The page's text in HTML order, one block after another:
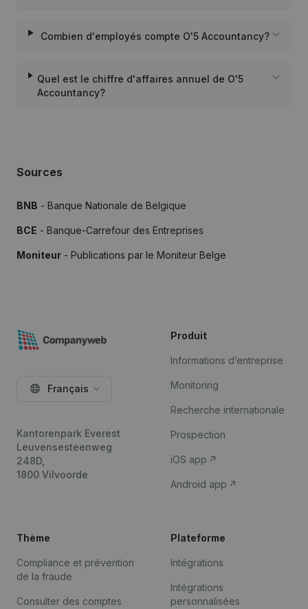
Combien d'employés compte O'5 Accountancy?
Quel est le chiffre d'affaires annuel de O'5
Accountancy?
Sources
BNB - Banque Nationale de Belgique
BCE - Banque-Carrefour des Entreprises
Moniteur - Publications par le Moniteur Belge
Français
Kantorenpark Everest
Leuvensesteenweg
248D,
1800 Vilvoorde
Produit
Informations d’entreprise
Monitoring
Recherche internationale
Prospection
iOS app
Android app
Thème
Compliance et prévention
de la fraude
Consulter des comptes
Plateforme
Intégrations
Intégrations
personnalisées